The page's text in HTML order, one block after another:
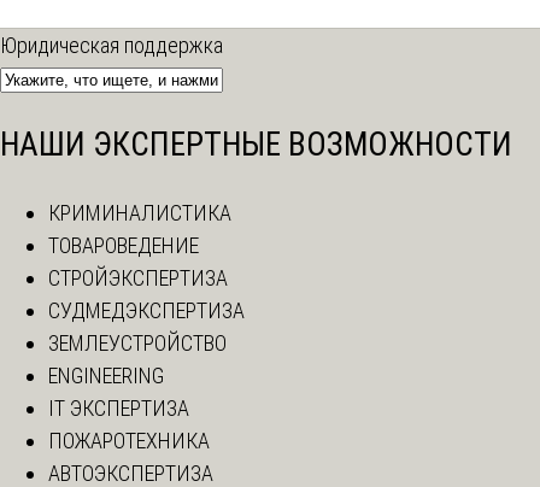
Юридическая поддержка
НАШИ ЭКСПЕРТНЫЕ ВОЗМОЖНОСТИ
КРИМИНАЛИСТИКА
ТОВАРОВЕДЕНИЕ
СТРОЙЭКСПЕРТИЗА
СУДМЕДЭКСПЕРТИЗА
ЗЕМЛЕУСТРОЙСТВО
ENGINEERING
IT ЭКСПЕРТИЗА
ПОЖАРОТЕХНИКА
АВТОЭКСПЕРТИЗА